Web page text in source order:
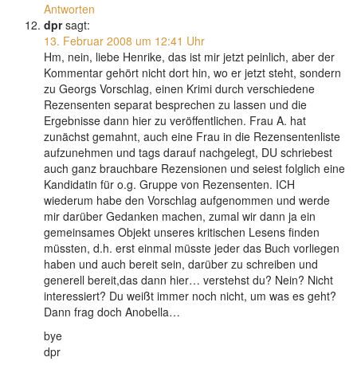
Antworten
dpr sagt:
13. Februar 2008 um 12:41 Uhr
Hm, nein, liebe Henrike, das ist mir jetzt peinlich, aber der
Kommentar gehört nicht dort hin, wo er jetzt steht, sondern
zu Georgs Vorschlag, einen Krimi durch verschiedene
Rezensenten separat besprechen zu lassen und die
Ergebnisse dann hier zu veröffentlichen. Frau A. hat
zunächst gemahnt, auch eine Frau in die Rezensentenliste
aufzunehmen und tags darauf nachgelegt, DU schriebest
auch ganz brauchbare Rezensionen und seiest folglich eine
Kandidatin für o.g. Gruppe von Rezensenten. ICH
wiederum habe den Vorschlag aufgenommen und werde
mir darüber Gedanken machen, zumal wir dann ja ein
gemeinsames Objekt unseres kritischen Lesens finden
müssten, d.h. erst einmal müsste jeder das Buch vorliegen
haben und auch bereit sein, darüber zu schreiben und
generell bereit,das dann hier… verstehst du? Nein? Nicht
interessiert? Du weißt immer noch nicht, um was es geht?
Dann frag doch Anobella…
bye
dpr